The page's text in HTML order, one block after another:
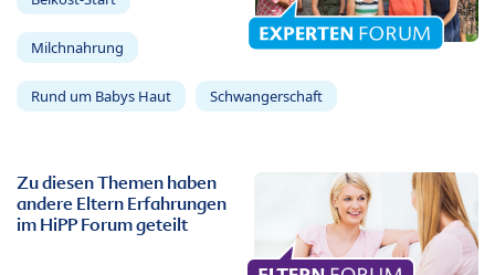
Milchnahrung
Rund um Babys Haut Schwangerschaft
Zu diesen Themen haben
andere Eltern Erfahrungen
im HiPP Forum geteilt